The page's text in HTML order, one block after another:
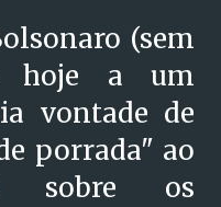
(sem
hoje a um
vontade de
porrada" ao
sobre os